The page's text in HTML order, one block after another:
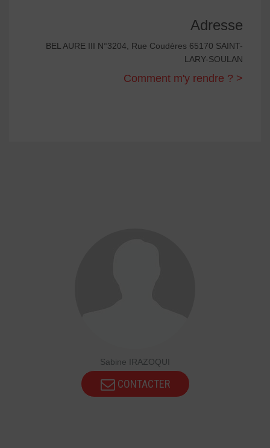
Adresse
BEL AURE III N°3204, Rue Coudères 65170 SAINT-
LARY-SOULAN
Comment m'y rendre ? >
Sabine IRAZOQUI
CONTACTER